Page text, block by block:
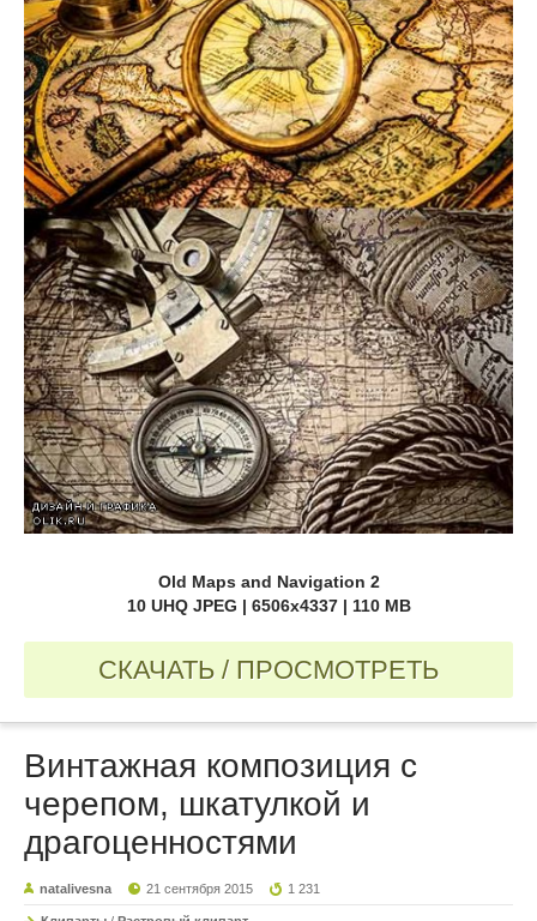
Old Maps and Navigation 2
10 UHQ JPEG | 6506x4337 | 110 MB
СКАЧАТЬ / ПРОСМОТРЕТЬ
Винтажная композиция с
черепом, шкатулкой и
драгоценностями
natalivesna 21 сентября 2015 1 231